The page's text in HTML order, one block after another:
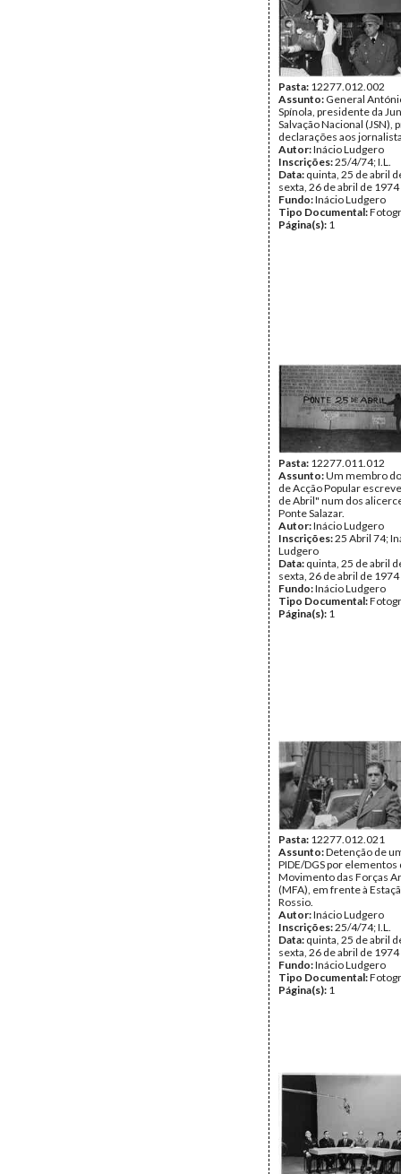
Pasta: 12277.012.002
Assunto: General
Spínola, presidente da
Salvação Nacional (JSN),
declarações aos
Autor:Inácio Ludgero
Inscrições:25/4/74; I.L.
Data: quinta, 25 de abril
sexta, 26 de abril de 1974
Fundo:Inácio Ludgero
Tipo Documental:
Página(s): 1
Pasta: 12277.011.012
Assunto:Um membro
de Acção Popular
de Abril" num dos
Ponte Salazar.
Autor:Inácio Ludgero
Inscrições:25 Abril 74;
Ludgero
Data: quinta, 25 de abril
sexta, 26 de abril de 1974
Fundo:Inácio Ludgero
Tipo Documental:
Página(s): 1
Pasta: 12277.012.021
Assunto:Detenção de
PIDE/DGS por elementos
Movimento das Forças
(MFA), em frente à
Rossio.
Autor:Inácio Ludgero
Inscrições:25/4/74; I.L.
Data: quinta, 25 de abril
sexta, 26 de abril de 1974
Fundo:Inácio Ludgero
Tipo Documental:
Página(s): 1